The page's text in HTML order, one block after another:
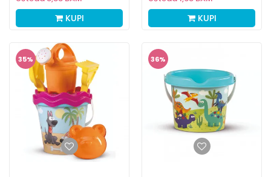
KUPI KUPI
35% 36%